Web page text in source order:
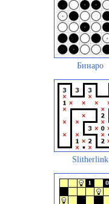
Бинаро
Slitherlink